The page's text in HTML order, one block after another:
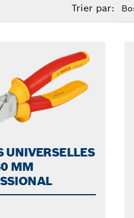
Trier par:
UNIVERSELLES
MM